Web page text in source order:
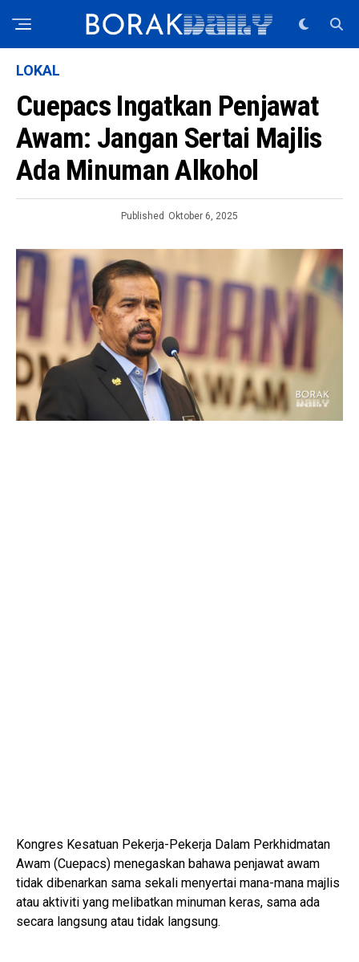
LOKAL
Cuepacs Ingatkan Penjawat
Awam: Jangan Sertai Majlis
Ada Minuman Alkohol
Published Oktober 6, 2025
Kongres Kesatuan Pekerja-Pekerja Dalam Perkhidmatan
Awam (Cuepacs) menegaskan bahawa penjawat awam
tidak dibenarkan sama sekali menyertai mana-mana majlis
atau aktiviti yang melibatkan minuman keras, sama ada
secara langsung atau tidak langsung.